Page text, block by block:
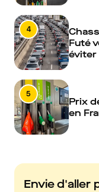
4
Futé
éviter
5
Prix
en
Envie d'aller